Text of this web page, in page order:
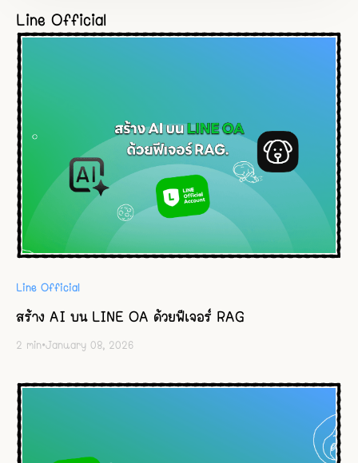
Line Official
Line Official
สร้าง AI บน LINE OA ด้วยฟีเจอร์ RAG
2 min•January 08, 2026